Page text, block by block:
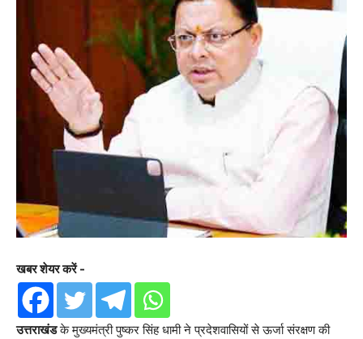
खबर शेयर करें -
उत्तराखंडके मुख्यमंत्री पुष्कर सिंह धामी ने प्रदेशवासियों से ऊर्जा संरक्षण की